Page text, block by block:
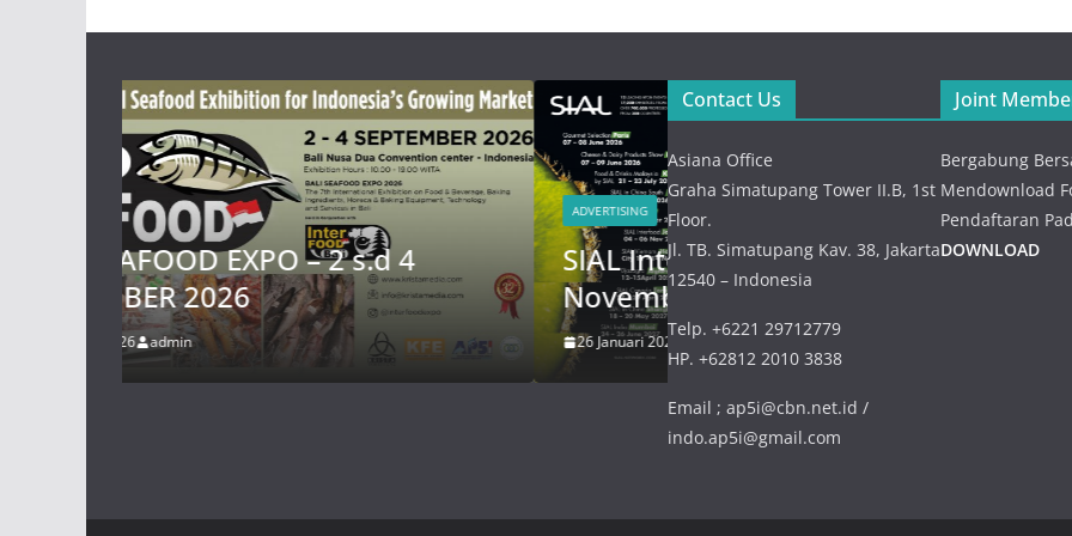
ADVERTISING
SIAL Interfood Indonesia – 4 s.d 6
November 2026
26 Januari 2026 admin
SEAFOOD SHOW of ASIA
NOVEMBER 2026
26 Januari 2026
Contact Us
Asiana Office
Graha Simatupang Tower II.B, 1st
Floor.
Jl. TB. Simatupang Kav. 38, Jakarta
12540 – Indonesia
Telp. +6221 29712779
HP. +62812 2010 3838
Email ; ap5i@cbn.net.id /
indo.ap5i@gmail.com
Joint
Bergabung
Mendownload
Pendaftaran
DOWNLOAD
Peresmian
Ocean Institute
of Indonesia (
2026
Kick
2026